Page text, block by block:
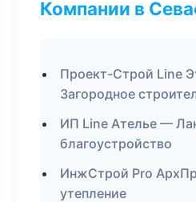
Компании в
Проект-Строй Line
Загородное
ИП Line Ателье —
благоустройство
ИнжСтрой Pro
утепление